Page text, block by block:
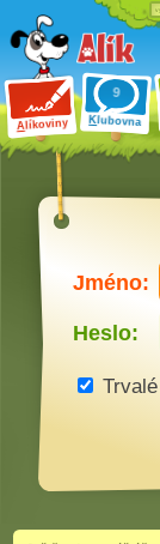
Alíkoviny Klubovna
Jméno:
Heslo: